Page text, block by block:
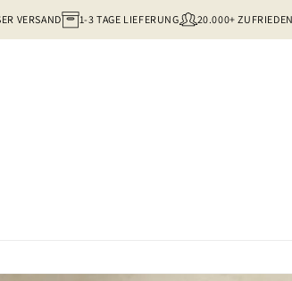
VERSAND 1-3 TAGE LIEFERUNG 20.000+